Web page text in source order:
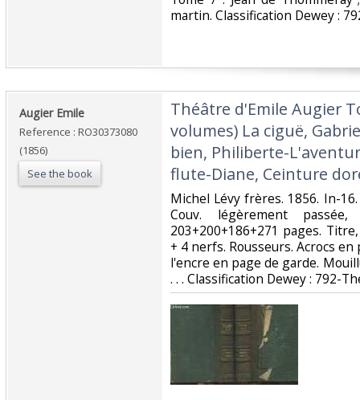
martin. Classification Dewey :
‎Augier Emile‎
Reference : RO30373080
(1856)
See the book
‎Théâtre d'Emile Augier
volumes) La ciguë,
bien, Philiberte-
flute-Diane, Ceinture
‎Michel Lévy frères. 1856. In-
Couv. légèrement
203+200+186+271 pages.
+ 4 nerfs. Rousseurs. Acrocs
l'encre en page de garde.
. . . Classification Dewey : 792-